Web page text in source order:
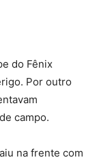
do Fênix
Por outro
campo.
na frente com